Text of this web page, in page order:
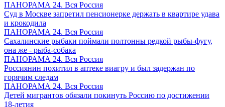
ПАНОРАМА 24. Вся Россия
Суд в Москве запретил пенсионерке держать в квартире удава
и крокодила
ПАНОРАМА 24. Вся Россия
Сахалинские рыбаки поймали полтонны редкой рыбы-фугу,
она же - рыба-собака
ПАНОРАМА 24. Вся Россия
Россиянин похитил в аптеке виагру и был задержан по
горячим следам
ПАНОРАМА 24. Вся Россия
Детей мигрантов обязали покинуть Россию по достижении
18-летия